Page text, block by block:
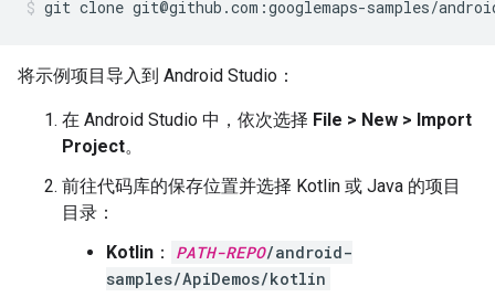
git clone git@github.com:googlemaps-samples/
将示例项目导入到 Android Studio：
在 Android Studio 中，依次选择 File > New > Import
Project。
前往代码库的保存位置并选择 Kotlin 或 Java 的项目
目录：
Kotlin ： PATH-REPO/android-
samples/ApiDemos/kotlin